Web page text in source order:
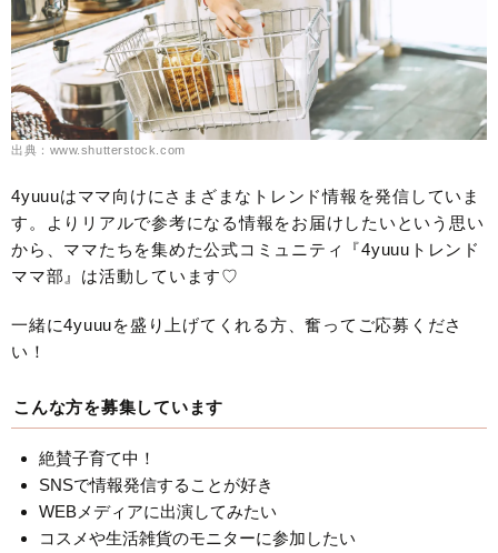
出典：www.shutterstock.com
4yuuuはママ向けにさまざまなトレンド情報を発信していま
す。よりリアルで参考になる情報をお届けしたいという思い
から、ママたちを集めた公式コミュニティ『4yuuuトレンド
ママ部』は活動しています♡
一緒に4yuuuを盛り上げてくれる方、奮ってご応募くださ
い！
こんな方を募集しています
絶賛子育て中！
SNSで情報発信することが好き
WEBメディアに出演してみたい
コスメや生活雑貨のモニターに参加したい